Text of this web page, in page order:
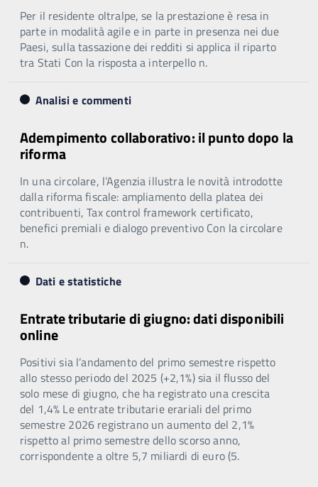
Per il residente oltralpe, se la prestazione è resa in
parte in modalità agile e in parte in presenza nei due
Paesi, sulla tassazione dei redditi si applica il riparto
tra Stati Con la risposta a interpello n.
Analisi e commenti
Adempimento collaborativo: il punto dopo la
riforma
In una circolare, l’Agenzia illustra le novità introdotte
dalla riforma fiscale: ampliamento della platea dei
contribuenti, Tax control framework certificato,
benefici premiali e dialogo preventivo Con la circolare
n.
Dati e statistiche
Entrate tributarie di giugno: dati disponibili
online
Positivi sia l’andamento del primo semestre rispetto
allo stesso periodo del 2025 (+2,1%) sia il flusso del
solo mese di giugno, che ha registrato una crescita
del 1,4% Le entrate tributarie erariali del primo
semestre 2026 registrano un aumento del 2,1%
rispetto al primo semestre dello scorso anno,
corrispondente a oltre 5,7 miliardi di euro (5.